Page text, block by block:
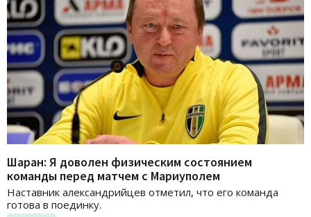
Шаран: Я доволен физическим состоянием
команды перед матчем с Мариуполем
Наставник александрийцев отметил, что его команда
готова в поединку.